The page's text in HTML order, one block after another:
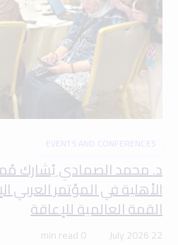
EVENTS AND CONFERENCES
د. محمد الصمادي يُشارك
الأهلية في المؤتمر العربي
القمة العالمية للإعاقة
22 July 2026
0 min read